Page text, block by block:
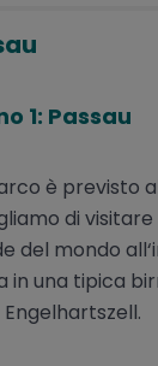
inglese o
medico/
del viaggio in
1: Passau
è previsto
di
del mondo
in una tipica